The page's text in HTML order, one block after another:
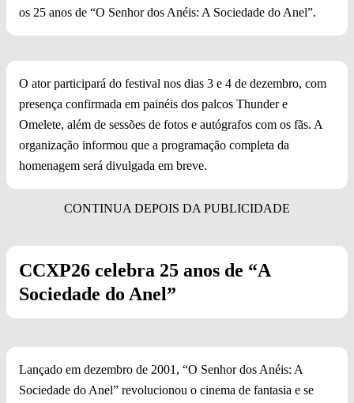
os 25 anos de “O Senhor dos Anéis: A Sociedade do Anel”.
O ator participará do festival nos dias 3 e 4 de dezembro, com
presença confirmada em painéis dos palcos Thunder e
Omelete, além de sessões de fotos e autógrafos com os fãs. A
organização informou que a programação completa da
homenagem será divulgada em breve.
CCXP26 celebra 25 anos de “A
Sociedade do Anel”
Lançado em dezembro de 2001, “O Senhor dos Anéis: A
Sociedade do Anel” revolucionou o cinema de fantasia e se